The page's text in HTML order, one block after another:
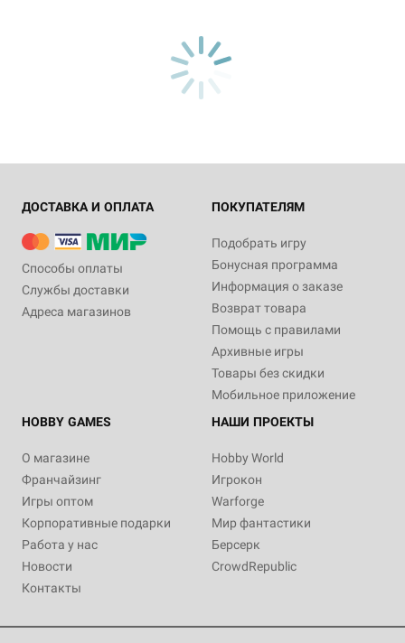
ДОСТАВКА И ОПЛАТА
Способы оплаты
Службы доставки
Адреса магазинов
ПОКУПАТЕЛЯМ
Подобрать игру
Бонусная программа
Информация о заказе
Возврат товара
Помощь с правилами
Архивные игры
Товары без скидки
Мобильное приложение
HOBBY GAMES
О магазине
Франчайзинг
Игры оптом
Корпоративные подарки
Работа у нас
Новости
Контакты
НАШИ ПРОЕКТЫ
Hobby World
Игрокон
Warforge
Мир фантастики
Берсерк
CrowdRepublic